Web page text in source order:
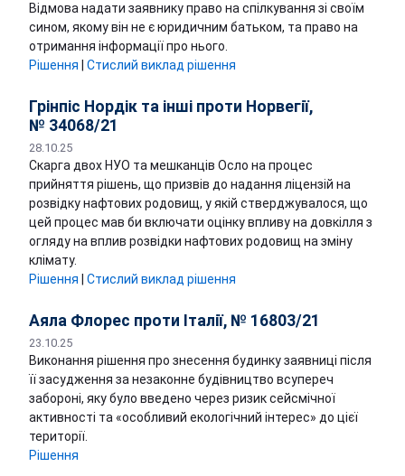
Відмова надати заявнику право на спілкування зі своїм
сином, якому він не є юридичним батьком, та право на
отримання інформації про нього.
Рішення
Стислий виклад рішення
Грінпіс Нордік та інші проти Норвегії,
№ 34068/21
28.10.25
Скарга двох НУО та мешканців Осло на процес
прийняття рішень, що призвів до надання ліцензій на
розвідку нафтових родовищ, у якій стверджувалося, що
цей процес мав би включати оцінку впливу на довкілля з
огляду на вплив розвідки нафтових родовищ на зміну
клімату.
Рішення
Стислий виклад рішення
Аяла Флорес проти Італії, № 16803/21
23.10.25
Виконання рішення про знесення будинку заявниці після
її засудження за незаконне будівництво всупереч
забороні, яку було введено через ризик сейсмічної
активності та «особливий екологічний інтерес» до цієї
території.
Рішення